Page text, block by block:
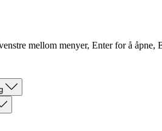
mellom menyer, Enter for å åpne,